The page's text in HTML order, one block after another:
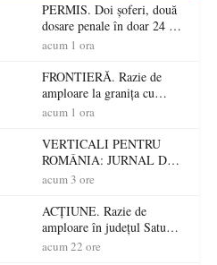
PERMIS. Doi șoferi, două
dosare penale în doar 24 de
ore la Petea! Unul avea
nu a avut niciodată permis
acum 1 ora
FRONTIERĂ. Razie de
amploare la granița cu
Ungaria! 800 de persoane și
verificate
acum 1 ora
VERTICALI PENTRU
ROMÂNIA: JURNAL DE
CĂLĂTORIE FIJET
acum 3 ore
ACȚIUNE. Razie de
amploare în județul Satu
Mare! Polițiștii au dat sute
acum 22 ore